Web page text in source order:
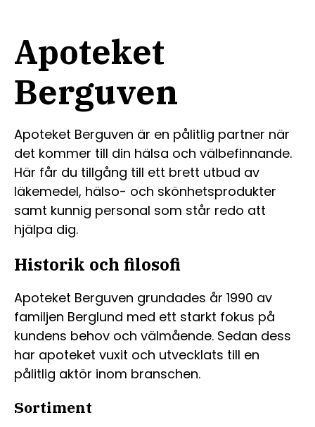
Apoteket
Berguven
Apoteket Berguven är en pålitlig partner när
det kommer till din hälsa och välbefinnande.
Här får du tillgång till ett brett utbud av
läkemedel, hälso- och skönhetsprodukter
samt kunnig personal som står redo att
hjälpa dig.
Historik och filosofi
Apoteket Berguven grundades år 1990 av
familjen Berglund med ett starkt fokus på
kundens behov och välmående. Sedan dess
har apoteket vuxit och utvecklats till en
pålitlig aktör inom branschen.
Sortiment